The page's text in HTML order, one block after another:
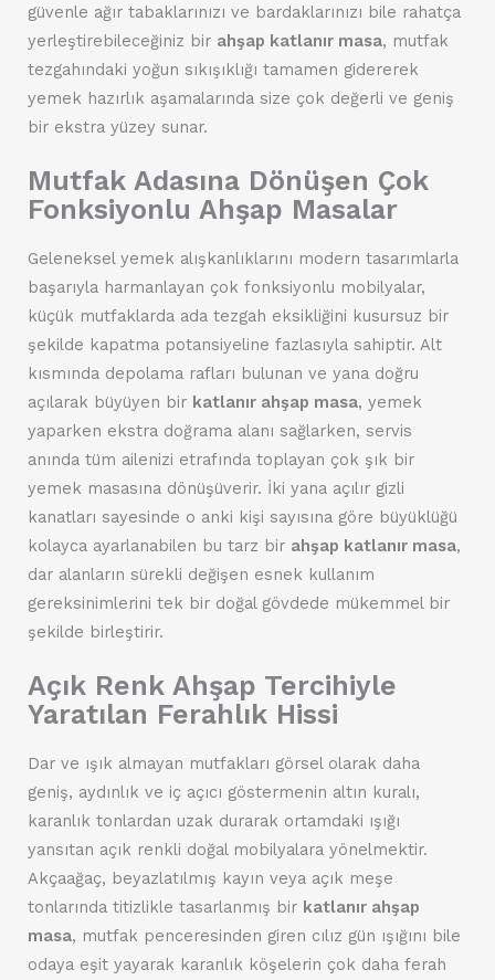
güvenle ağır tabaklarınızı ve bardaklarınızı bile rahatça
yerleştirebileceğiniz bir ahşap katlanır masa, mutfak
tezgahındaki yoğun sıkışıklığı tamamen gidererek
yemek hazırlık aşamalarında size çok değerli ve geniş
bir ekstra yüzey sunar.
Mutfak Adasına Dönüşen Çok
Fonksiyonlu Ahşap Masalar
Geleneksel yemek alışkanlıklarını modern tasarımlarla
başarıyla harmanlayan çok fonksiyonlu mobilyalar,
küçük mutfaklarda ada tezgah eksikliğini kusursuz bir
şekilde kapatma potansiyeline fazlasıyla sahiptir. Alt
kısmında depolama rafları bulunan ve yana doğru
açılarak büyüyen bir katlanır ahşap masa, yemek
yaparken ekstra doğrama alanı sağlarken, servis
anında tüm ailenizi etrafında toplayan çok şık bir
yemek masasına dönüşüverir. İki yana açılır gizli
kanatları sayesinde o anki kişi sayısına göre büyüklüğü
kolayca ayarlanabilen bu tarz bir ahşap katlanır masa,
dar alanların sürekli değişen esnek kullanım
gereksinimlerini tek bir doğal gövdede mükemmel bir
şekilde birleştirir.
Açık Renk Ahşap Tercihiyle
Yaratılan Ferahlık Hissi
Dar ve ışık almayan mutfakları görsel olarak daha
geniş, aydınlık ve iç açıcı göstermenin altın kuralı,
karanlık tonlardan uzak durarak ortamdaki ışığı
yansıtan açık renkli doğal mobilyalara yönelmektir.
Akçaağaç, beyazlatılmış kayın veya açık meşe
tonlarında titizlikle tasarlanmış bir katlanır ahşap
masa, mutfak penceresinden giren cılız gün ışığını bile
odaya eşit yayarak karanlık köşelerin çok daha ferah